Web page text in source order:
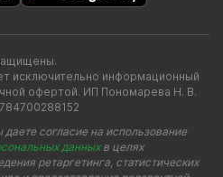
исключительно информационный
офертой. ИП Пономарева Н. В.
согласие на использование
данныхв целях
ретаргетинга, статистических